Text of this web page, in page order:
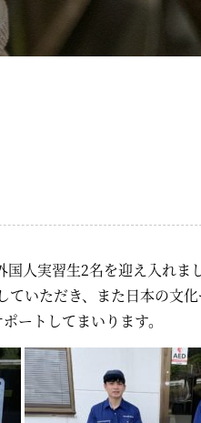
人実習生2名を迎え入れまし
ていただき、また日本の文
ートしてまいります。